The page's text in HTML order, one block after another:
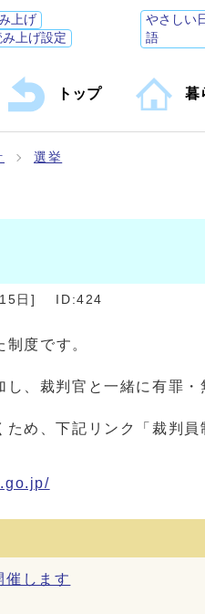
上げ
み上げ設定
やさしい
語
トップ 暮
選挙
日 ] ID:424
度です。
、裁判官と一緒に有罪
め、下記リンク「裁判
催します